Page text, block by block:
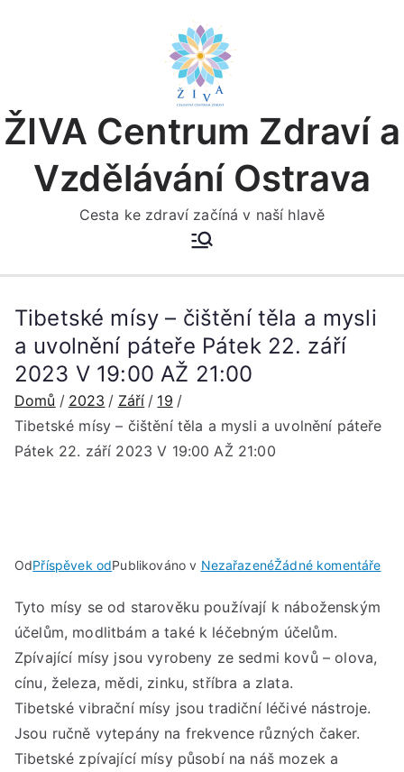
ŽIVA Centrum Zdraví a
Vzdělávání Ostrava
Cesta ke zdraví začíná v naší hlavě
Tibetské mísy – čištění těla a mysli
a uvolnění páteře Pátek 22. září
2023 V 19:00 AŽ 21:00
Domů 2023 Září
19
Tibetské mísy – čištění těla a mysli a uvolnění páteře
Pátek 22. září 2023 V 19:00 AŽ 21:00
OdPříspěvek odPublikováno v NezařazenéŽádné komentářeu
Tyto mísy se od starověku používají k náboženským
účelům, modlitbám a také k léčebným účelům.
Zpívající mísy jsou vyrobeny ze sedmi kovů – olova,
cínu, železa, mědi, zinku, stříbra a zlata.
Tibetské vibrační mísy jsou tradiční léčivé nástroje.
Jsou ručně vytepány na frekvence různých čaker.
Tibetské zpívající mísy působí na náš mozek a